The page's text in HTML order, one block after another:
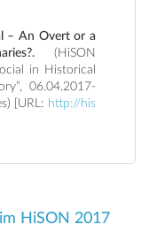
– An Overt or a
(HiSON
in Historical
06.04.2017-
07.04.2017, New York, United States) [URL: http://his
HiSON 2017